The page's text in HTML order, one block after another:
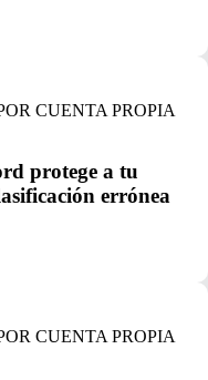
CUENTA PROPIA
protege a tu
errónea
CUENTA PROPIA